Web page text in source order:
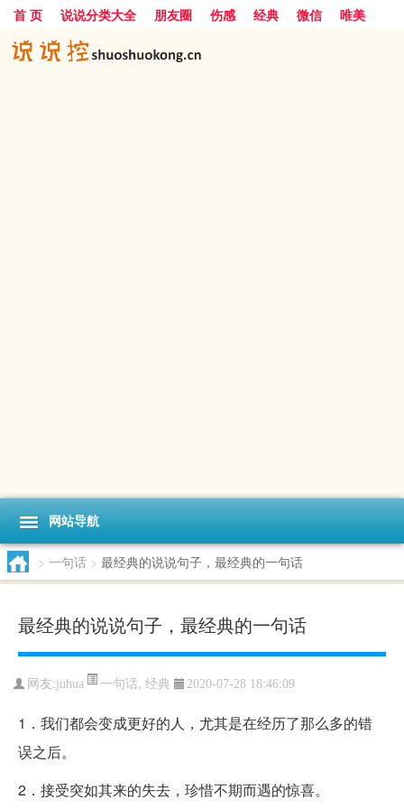
首 页 说说分类大全 朋友圈 伤感 经典 微信
唯美
励志
爱情 搞笑
网站导航
> 一句话 > 最经典的说说句子，最经典的一句话
最经典的说说句子，最经典的一句话
网友:juhua 一句话, 经典 2020-07-28 18:46:09
1．我们都会变成更好的人，尤其是在经历了那么多的错
误之后。
2．接受突如其来的失去，珍惜不期而遇的惊喜。